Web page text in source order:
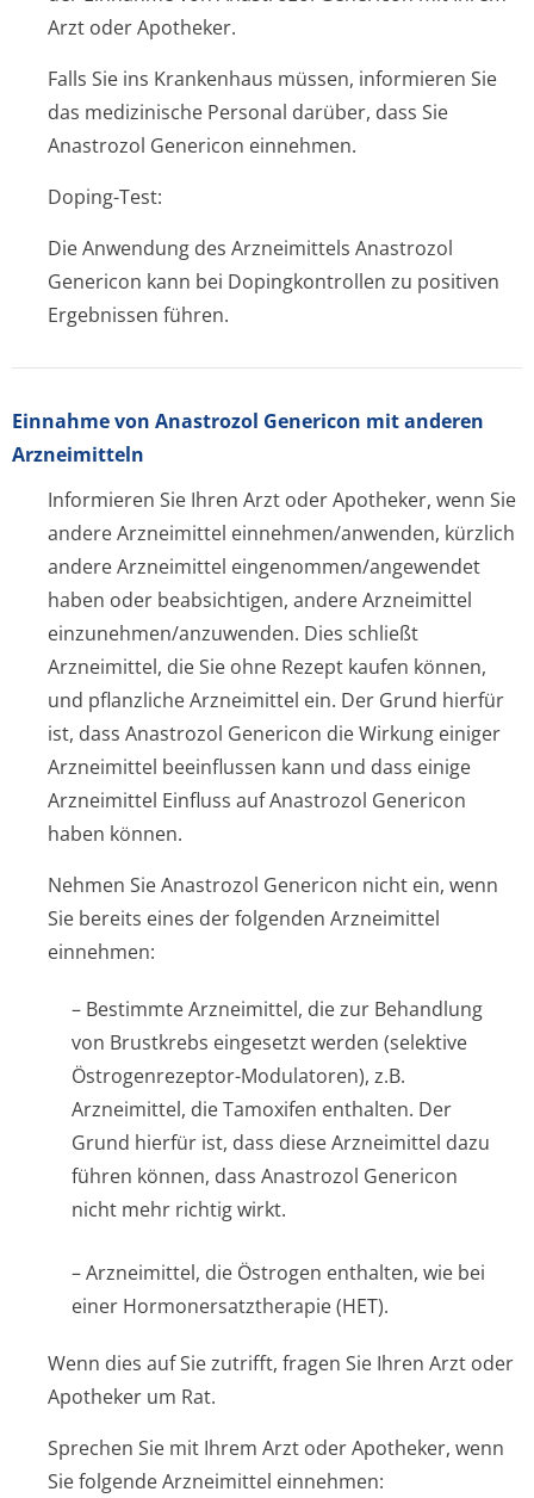
Arzt oder Apotheker.
Falls Sie ins Krankenhaus müssen, informieren Sie
das medizinische Personal darüber, dass Sie
Anastrozol Genericon einnehmen.
Doping-Test:
Die Anwendung des Arzneimittels Anastrozol
Genericon kann bei Dopingkontrollen zu positiven
Ergebnissen führen.
Einnahme von Anastrozol Genericon mit anderen
Arzneimitteln
Informieren Sie Ihren Arzt oder Apotheker, wenn Sie
andere Arzneimittel einnehmen/anwenden, kürzlich
andere Arzneimittel eingenommen/an­gewendet
haben oder beabsichtigen, andere Arzneimittel
einzunehmen/an­zuwenden. Dies schließt
Arzneimittel, die Sie ohne Rezept kaufen können,
und pflanzliche Arzneimittel ein. Der Grund hierfür
ist, dass Anastrozol Genericon die Wirkung einiger
Arzneimittel beeinflussen kann und dass einige
Arzneimittel Einfluss auf Anastrozol Genericon
haben können.
Nehmen Sie Anastrozol Genericon nicht ein, wenn
Sie bereits eines der folgenden Arzneimittel
einnehmen:
– Bestimmte Arzneimittel, die zur Behandlung
von Brustkrebs eingesetzt werden (selektive
Östrogenrezeptor-Modulatoren), z.B.
Arzneimittel, die Tamoxifen enthalten. Der
Grund hierfür ist, dass diese Arzneimittel dazu
führen können, dass Anastrozol Genericon
nicht mehr richtig wirkt.
– Arzneimittel, die Östrogen enthalten, wie bei
einer Hormonersatzthe­rapie (HET).
Wenn dies auf Sie zutrifft, fragen Sie Ihren Arzt oder
Apotheker um Rat.
Sprechen Sie mit Ihrem Arzt oder Apotheker, wenn
Sie folgende Arzneimittel einnehmen: